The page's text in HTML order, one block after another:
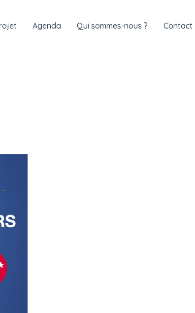
Agenda Qui sommes-nous ? Contact